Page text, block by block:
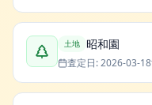
土地 昭和園
査定日:2026-03-18